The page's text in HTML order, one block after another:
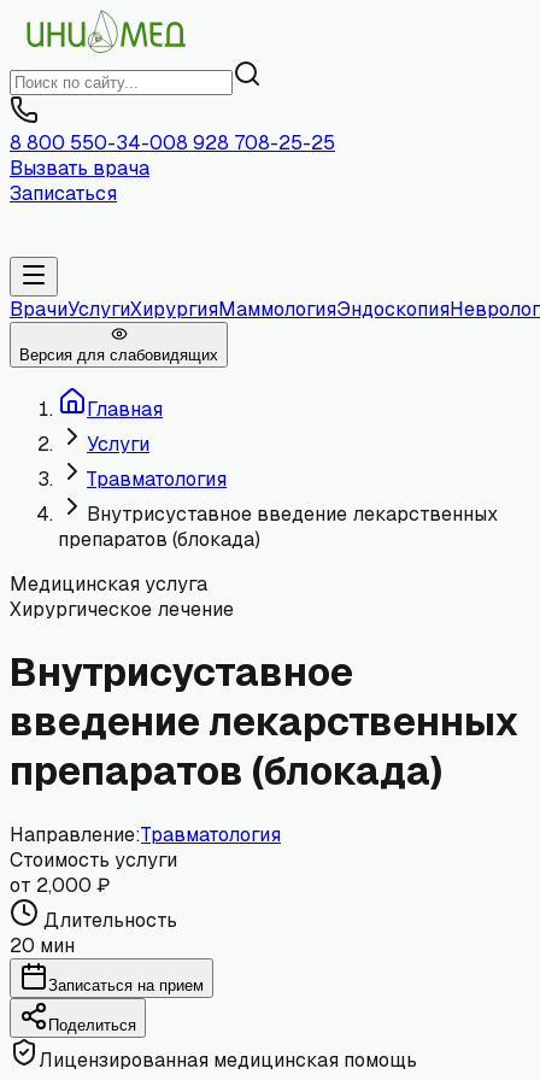
8 800 550-34-008 928 708-25-25
Вызвать врача
Записаться
ВрачиУслугиХирургияМаммологияЭндоскопия
Версия для слабовидящих
Главная
Услуги
Травматология
Внутрисуставное введение лекарственных
препаратов (блокада)
Медицинская услуга
Хирургическое лечение
Внутрисуставное
введение лекарственных
препаратов (блокада)
Направление:Травматология
Стоимость услуги
от 2,000 ₽
Длительность
20 мин
Записаться на прием
Поделиться
Лицензированная медицинская помощь